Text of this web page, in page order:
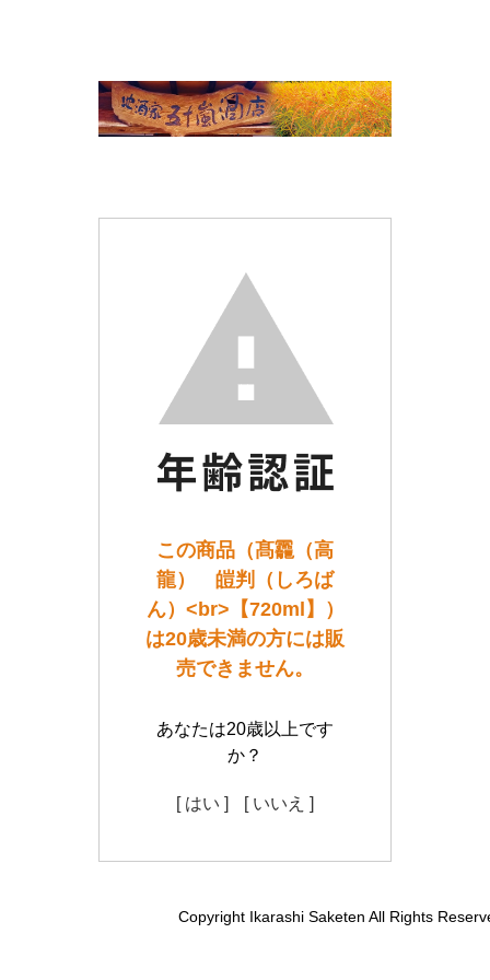
この商品（髙龗（高
龍） 皚判（しろば
ん）<br>【720ml】）
は20歳未満の方には販
売できません。
あなたは20歳以上です
か？
[ はい ] [ いいえ ]
Copyright Ikarashi Saketen All Rights